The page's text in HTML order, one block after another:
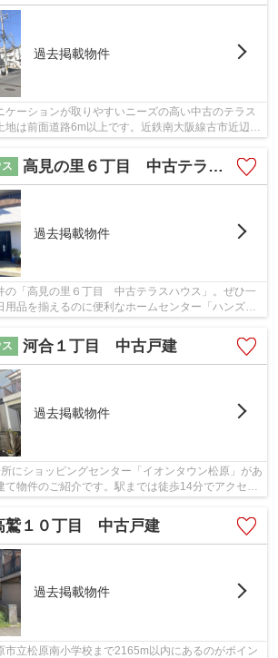
過去掲載物件
ケーションが取りやすいニーズの高い中古のテラス
地は前面道路6m以上です。近鉄南大阪線古市近辺の
高見の里６丁目 中古テラスハウス
過去掲載物件
の「高見の里６丁目 中古テラスハウス」。ぜひ一
用品を揃えるのに便利なホームセンター「ハンズマ
河合１丁目 中古戸建
過去掲載物件
にショッピングセンター「イオンタウン松原」があ
て物件のご紹介です。駅までは徒歩14分でアクセス
鷲１０丁目 中古戸建
過去掲載物件
市立松原南小学校まで2165m以内にあるのがポイン